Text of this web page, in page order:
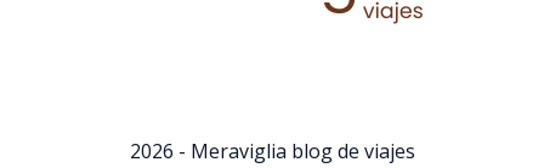
2026 - Meraviglia blog de viajes